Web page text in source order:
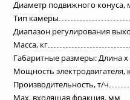
Диаметр подвижного конуса,
Тип камеры
Диапазон регулирования
Масса, кг
Габаритные размеры: Длина
Мощность электродвигателя,
Производительность, т/ч
Max. входящая фракция, мм